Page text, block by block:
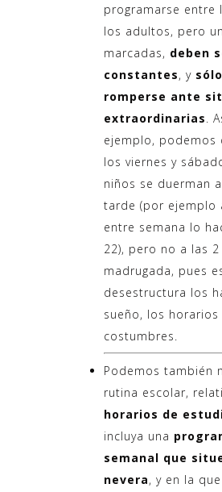
programarse entre
los adultos, pero
marcadas, deben
constantes, y sólo
romperse ante
extraordinarias .
ejemplo, podemos
los viernes y
niños se duerman
tarde (por ejemplo
entre semana lo
22), pero no a las
madrugada, pues
desestructura los
sueño, los horarios
costumbres.
Podemos también
rutina escolar,
horarios de
incluya una
semanal que
nevera, y en la que